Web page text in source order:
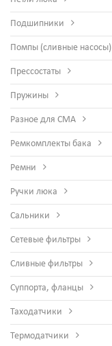
Подшипники
Помпы (сливные насосы)
Прессостаты
Пружины
Разное для СМА
Ремкомплекты бака
Ремни
Ручки люка
Сальники
Сетевые фильтры
Сливные фильтры
Суппорта, фланцы
Таходатчики
Термодатчики